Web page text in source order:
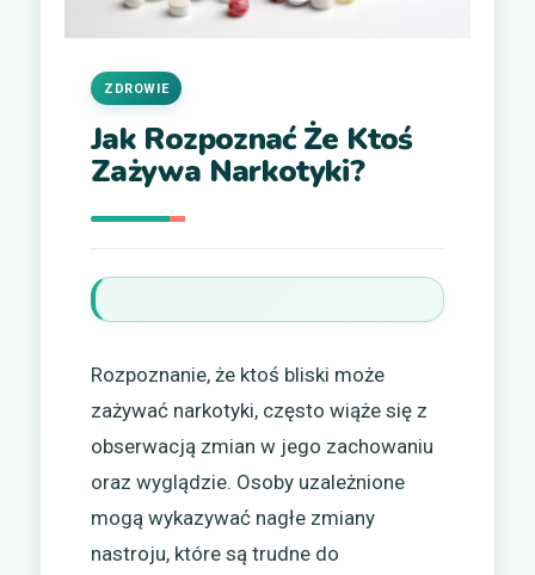
Jak Rozpoznać Że Ktoś
Zażywa Narkotyki?
ZDROWIE
Rozpoznanie, że ktoś bliski może
zażywać narkotyki, często wiąże się z
obserwacją zmian w jego zachowaniu
oraz wyglądzie. Osoby uzależnione
mogą wykazywać nagłe zmiany
nastroju, które są trudne do